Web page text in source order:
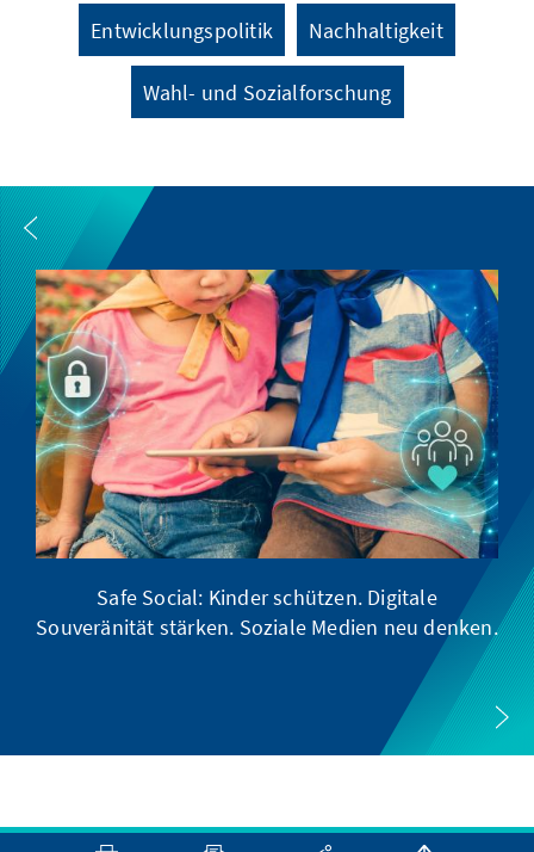
Entwicklungspolitik Nachhaltigkeit
Wahl- und Sozialforschung
Safe Social: Kinder schützen. Digitale
Souveränität stärken. Soziale Medien neu denken.